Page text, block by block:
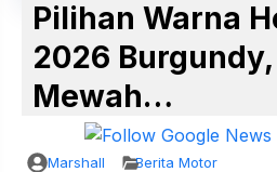
Pilihan Warna
2026
Mewah…
Marshall
Berita Motor